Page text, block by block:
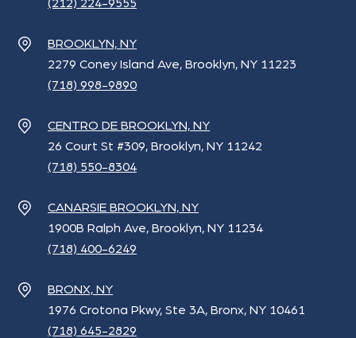
(212) 224-9555
BROOKLYN, NY
2279 Coney Island Ave, Brooklyn, NY 11223
(718) 998-9890
CENTRO DE BROOKLYN, NY
26 Court St #309, Brooklyn, NY 11242
(718) 550-8304
CANARSIE BROOKLYN, NY
1900B Ralph Ave, Brooklyn, NY 11234
(718) 400-6249
BRONX, NY
1976 Crotona Pkwy, Ste 3A, Bronx, NY 10461
(718) 645-2829